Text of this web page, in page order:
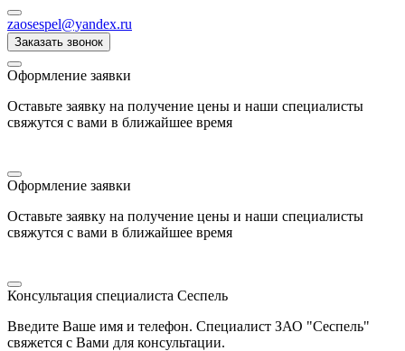
zaosespel@yandex.ru
Заказать звонок
Оформление заявки
Оставьте заявку на получение цены и наши специалисты
свяжутся с вами в ближайшее время
Оформление заявки
Оставьте заявку на получение цены и наши специалисты
свяжутся с вами в ближайшее время
Консультация специалиста Сеспель
Введите Ваше имя и телефон. Специалист ЗАО "Сеспель"
свяжется с Вами для консультации.